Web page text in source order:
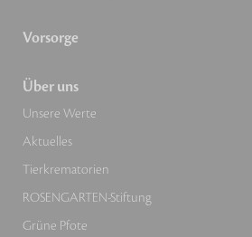
Vorsorge
Über uns
Unsere Werte
Aktuelles
Tierkrematorien
ROSENGARTEN-Stiftung
Grüne Pfote